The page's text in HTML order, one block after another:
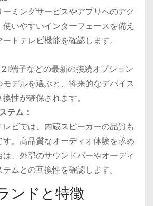
ーミングサービスやアプリへのアク
使いやすいインターフェースを備え
ートテレビ機能を確認します。
端子などの最新の接続オプション
モデルを選ぶと、将来的なデバイス
換性が確保されます。
テム：
レビでは、内蔵スピーカーの品質も
す。高品質なオーディオ体験を求め
は、外部のサウンドバーやオーディ
テムとの互換性を確認します。
ンドと特徴